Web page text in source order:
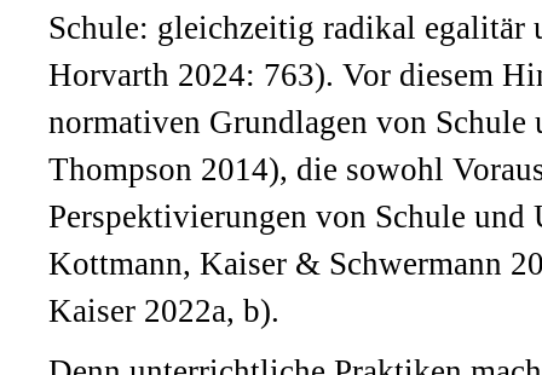
Schule: gleichzeitig radikal egalitär
Horvarth 2024: 763). Vor diesem
normativen Grundlagen von
Thompson 2014), die sowohl
Perspektivierungen von Schule
Kottmann, Kaiser & Schwermann
Kaiser 2022a, b).